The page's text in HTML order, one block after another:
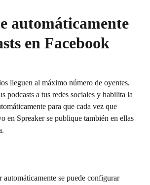
automáticamente
en Facebook
lleguen al máximo número de oyentes,
podcasts a tus redes sociales y habilita la
para que cada vez que
en Spreaker se publique también en ellas
se puede configurar